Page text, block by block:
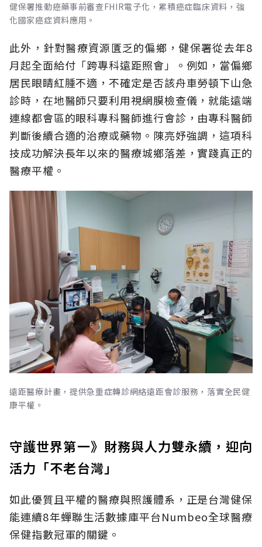
健保署推動癌藥事前審查FHIR電子化，累積癌症臨床資料，強
化國家癌症資料應用。
此外，針對醫療資源匱乏的偏鄉，健保署從去年8
月起全面給付「跨專科遠距照會」。例如，當偏鄉
居民眼睛紅腫不適，不確定是否該舟車勞頓下山急
診時，在地醫師只要利用視網膜檢查儀，就能遠端
連線都會區的眼科專科醫師進行會診，由專科醫師
判斷後續合適的治療或藥物。陳亮妤強調，這項科
技成功解決長年以來的醫療城鄉落差，實踐真正的
醫療平權。
遠距醫療計畫，提供急重症轉診網絡遠距會診服務，落實全民健
康平權。
守護世界第一》財務與人力雙永續，迎向
活力「不老台灣」
如此優質且平權的醫療與照護體系，正是台灣健保
能連續8年蟬聯生活數據庫平台Numbeo全球醫療
保健指數冠軍的關鍵。